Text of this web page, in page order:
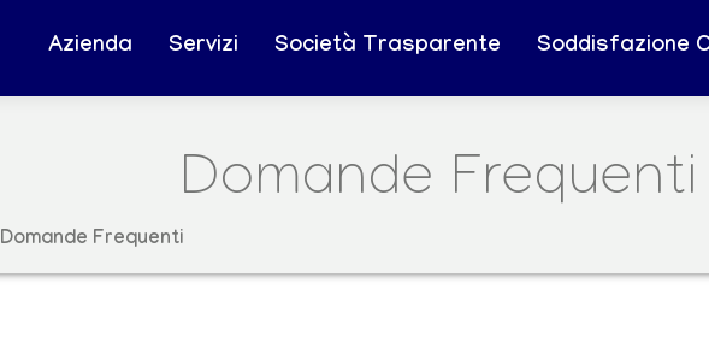
Azienda Servizi Società Trasparente Soddisfazione
Domande Frequenti
Domande Frequenti